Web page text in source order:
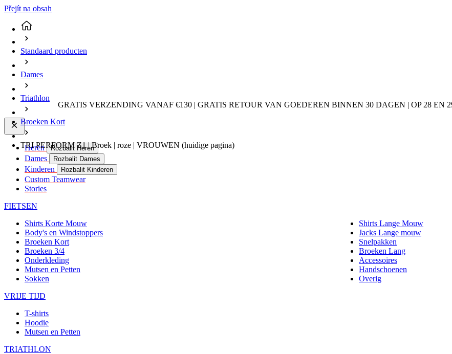
Přejít na obsah
GRATIS VERZENDING VANAF €130 | GRATIS RETOUR VAN GOEDEREN BINNEN 30 DAGEN | OP 28 EN
Heren Rozbalit Heren
Dames Rozbalit Dames
Kinderen Rozbalit Kinderen
Custom Teamwear
Stories
FIETSEN
Shirts Korte Mouw
Shirts Lange Mouw
Body's en Windstoppers
Jacks Lange mouw
Broeken Kort
Snelpakken
Broeken 3/4
Broeken Lang
Onderkleding
Accessoires
Mutsen en Petten
Handschoenen
Sokken
Overig
VRIJE TIJD
T-shirts
Hoodie
Mutsen en Petten
TRIATHLON
Standaard producten
Dames
Triathlon
Broeken Kort
TRI PERFORM Z1 | Broek | roze | VROUWEN (huidige pagina)